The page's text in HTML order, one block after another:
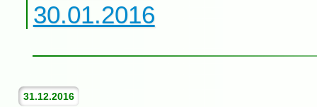
30.01.2016
31.12.2016